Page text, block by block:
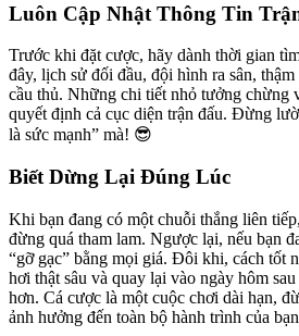
Luôn Cập Nhật Thông Tin
Trước khi đặt cược, hãy dành thời gian
đây, lịch sử đối đầu, đội hình ra sân,
cầu thủ. Những chi tiết nhỏ tưởng chừng
quyết định cả cục diện trận đấu. Đừng
là sức mạnh” mà! 😎
Biết Dừng Lại Đúng Lúc
Khi bạn đang có một chuỗi thắng liên
đừng quá tham lam. Ngược lại, nếu bạn
“gỡ gạc” bằng mọi giá. Đôi khi, cách tốt
hơi thật sâu và quay lại vào ngày hôm
hơn. Cá cược là một cuộc chơi dài hạn,
ảnh hưởng đến toàn bộ hành trình của